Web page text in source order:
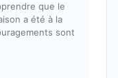
que le
a été à la
sont